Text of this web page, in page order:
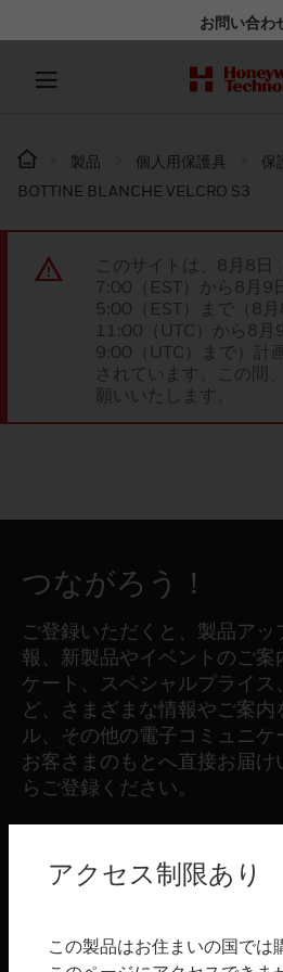
お問い合わ
製品 個人用保護具 保
BOTTINE BLANCHE VELCRO S3
このサイトは、8月8日
7:00（EST）から8月9
5:00（EST）まで（8
11:00（UTC）から8月
9:00（UTC）まで）計
されています。この間
願いいたします。
つながろう！
ご登録いただくと、製品アッ
報、新製品やイベントのご案
ケート、スペシャルプライス
ど、さまざまな情報やご案内
ル、その他の電子コミュニケ
お客さまのもとへ直接お届
らご登録ください。
toggle view
アクセス制限あり
この製品はお住まいの国では